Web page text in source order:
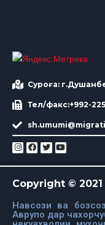
Суроға:
Тел/факс:+992-
Copyright © 2021
Навсози ва
Аврупо дар